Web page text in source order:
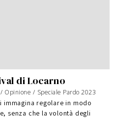
di Locarno
/ Opinione / Speciale Pardo 2023
immagina regolare in modo
senza che la volontà degli